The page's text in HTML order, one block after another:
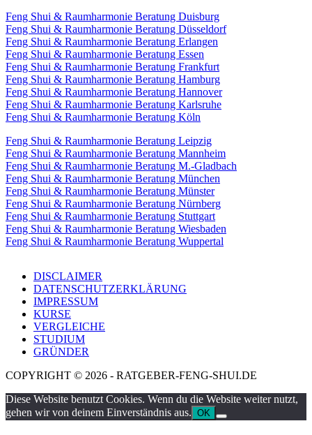
Feng Shui & Raumharmonie Beratung Duisburg
Feng Shui & Raumharmonie Beratung Düsseldorf
Feng Shui & Raumharmonie Beratung Erlangen
Feng Shui & Raumharmonie Beratung Essen
Feng Shui & Raumharmonie Beratung Frankfurt
Feng Shui & Raumharmonie Beratung Hamburg
Feng Shui & Raumharmonie Beratung Hannover
Feng Shui & Raumharmonie Beratung Karlsruhe
Feng Shui & Raumharmonie Beratung Köln
Feng Shui & Raumharmonie Beratung Leipzig
Feng Shui & Raumharmonie Beratung Mannheim
Feng Shui & Raumharmonie Beratung M.-Gladbach
Feng Shui & Raumharmonie Beratung München
Feng Shui & Raumharmonie Beratung Münster
Feng Shui & Raumharmonie Beratung Nürnberg
Feng Shui & Raumharmonie Beratung Stuttgart
Feng Shui & Raumharmonie Beratung Wiesbaden
Feng Shui & Raumharmonie Beratung Wuppertal
DISCLAIMER
DATENSCHUTZERKLÄRUNG
IMPRESSUM
KURSE
VERGLEICHE
STUDIUM
GRÜNDER
COPYRIGHT © 2026 - RATGEBER-FENG-SHUI.DE
Diese Website benutzt Cookies. Wenn du die Website weiter nutzt,
gehen wir von deinem Einverständnis aus. OK